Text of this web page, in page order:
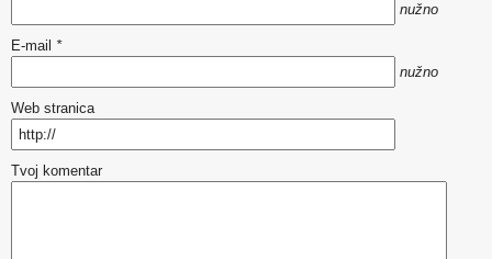
nužno
E-mail *
nužno
Web stranica
Tvoj komentar